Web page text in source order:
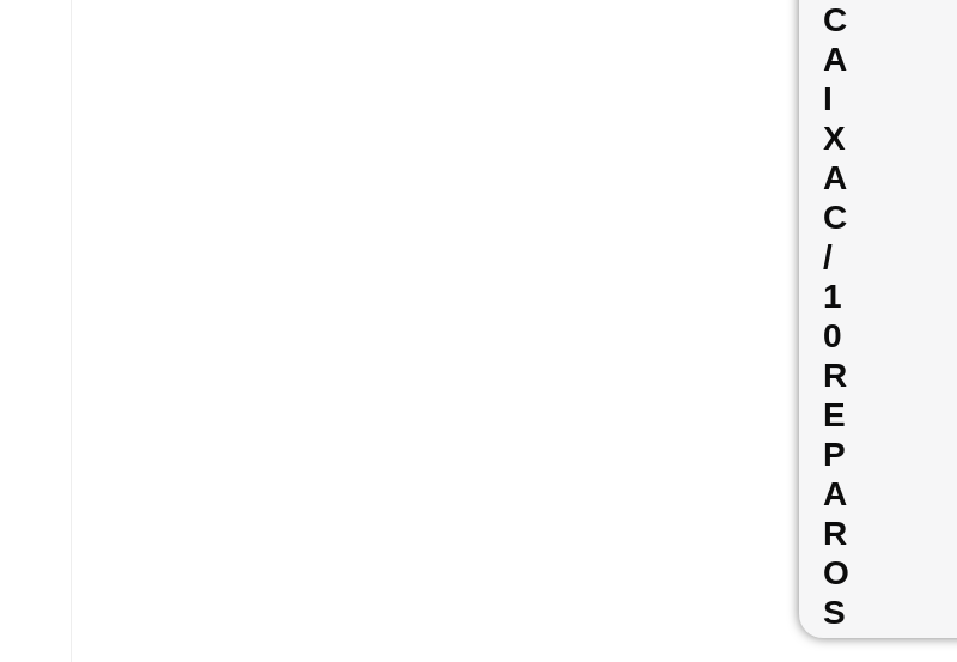
C
A
I
X
A
C
/
1
0
R
E
P
A
R
O
S